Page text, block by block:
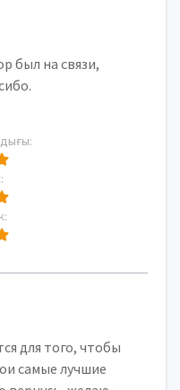
был на связи,
для того, чтобы
самые лучшие